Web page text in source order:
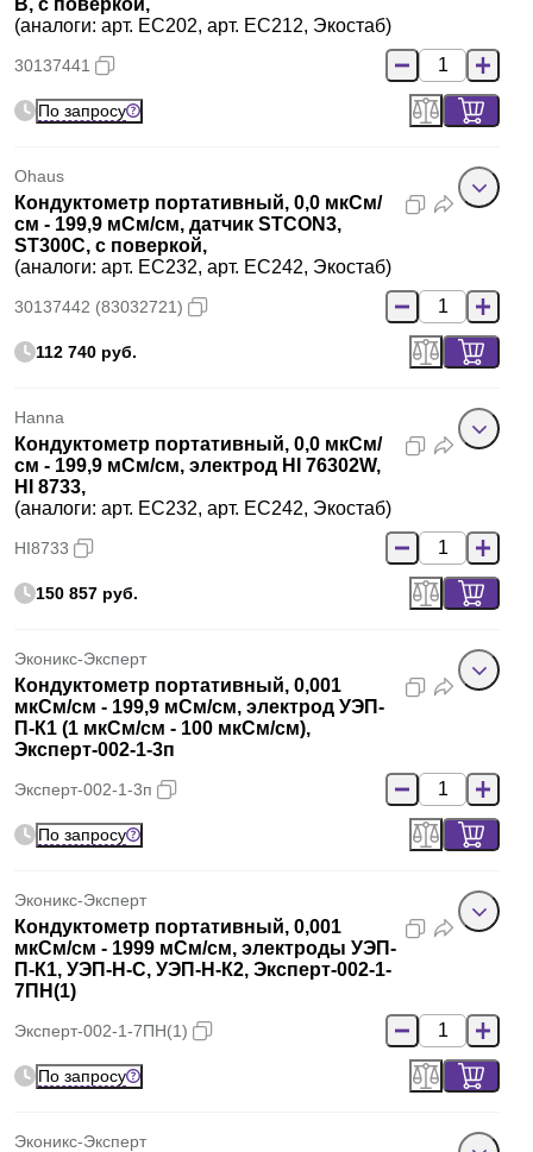
B, с поверкой,
(аналоги: арт. EC202, арт. EC212, Экостаб)
30137441
По запросу
Ohaus
Кондуктометр портативный, 0,0 мкСм/
см - 199,9 мСм/см, датчик STCON3,
ST300C, с поверкой,
(аналоги: арт. EC232, арт. EC242, Экостаб)
30137442 (83032721)
112 740 руб.
Hanna
Кондуктометр портативный, 0,0 мкСм/
см - 199,9 мСм/см, электрод HI 76302W,
HI 8733,
(аналоги: арт. EC232, арт. EC242, Экостаб)
HI8733
150 857 руб.
Эконикс-Эксперт
Кондуктометр портативный, 0,001
мкСм/см - 199,9 мСм/см, электрод УЭП-
П-К1 (1 мкСм/см - 100 мкСм/см),
Эксперт-002-1-3п
Эксперт-002-1-3п
По запросу
Эконикс-Эксперт
Кондуктометр портативный, 0,001
мкСм/см - 1999 мСм/см, электроды УЭП-
П-К1, УЭП-Н-С, УЭП-Н-К2, Эксперт-002-1-
7ПН(1)
Эксперт-002-1-7ПН(1)
По запросу
Эконикс-Эксперт